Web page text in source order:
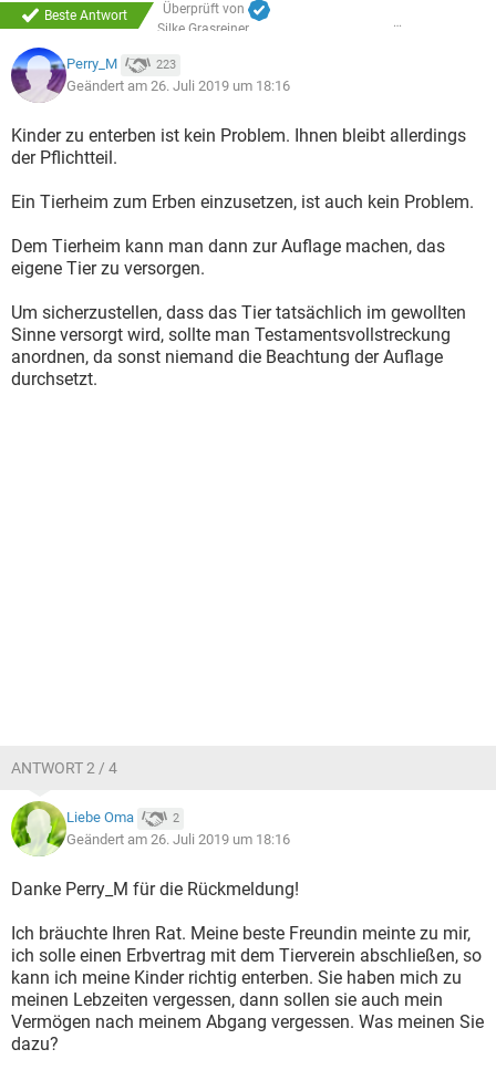
Beste Antwort
Überprüft von
Silke Grasreiner
Perry_M 223
Geändert am 26. Juli 2019 um 18:16
Kinder zu enterben ist kein Problem. Ihnen bleibt allerdings
der Pflichtteil.
Ein Tierheim zum Erben einzusetzen, ist auch kein Problem.
Dem Tierheim kann man dann zur Auflage machen, das
eigene Tier zu versorgen.
Um sicherzustellen, dass das Tier tatsächlich im gewollten
Sinne versorgt wird, sollte man Testamentsvollstreckung
anordnen, da sonst niemand die Beachtung der Auflage
durchsetzt.
ANTWORT 2 / 4
Liebe Oma 2
Geändert am 26. Juli 2019 um 18:16
Danke Perry_M für die Rückmeldung!
Ich bräuchte Ihren Rat. Meine beste Freundin meinte zu mir,
ich solle einen Erbvertrag mit dem Tierverein abschließen, so
kann ich meine Kinder richtig enterben. Sie haben mich zu
meinen Lebzeiten vergessen, dann sollen sie auch mein
Vermögen nach meinem Abgang vergessen. Was meinen Sie
dazu?